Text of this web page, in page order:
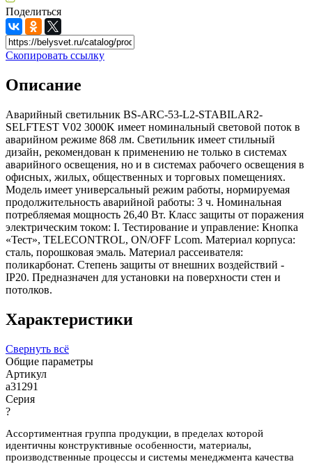
Поделиться
Скопировать ссылку
Описание
Аварийный светильник BS-ARC-53-L2-STABILAR2-
SELFTEST V02 3000K имеет номинальный световой поток в
аварийном режиме 868 лм. Светильник имеет стильный
дизайн, рекомендован к применению не только в системах
аварийного освещения, но и в системах рабочего освещения в
офисных, жилых, общественных и торговых помещениях.
Модель имеет универсальный режим работы, нормируемая
продолжительность аварийной работы: 3 ч. Номинальная
потребляемая мощность 26,40 Вт. Класс защиты от поражения
электрическим током: I. Тестирование и управление: Кнопка
«Тест», TELECONTROL, ON/OFF Lcom. Материал корпуса:
сталь, порошковая эмаль. Материал рассеивателя:
поликарбонат. Степень защиты от внешних воздействий -
IP20. Предназначен для установки на поверхности стен и
потолков.
Характеристики
Свернуть всё
Общие параметры
Артикул
a31291
Серия
?
Ассортиментная группа продукции, в пределах которой
идентичны конструктивные особенности, материалы,
производственные процессы и системы менеджмента качества